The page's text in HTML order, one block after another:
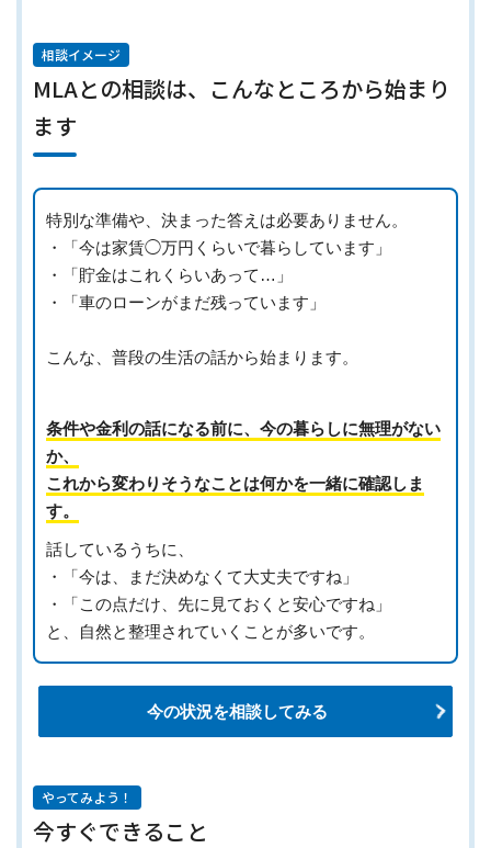
相談イメージ
MLAとの相談は、こんなところから始まり
ます
特別な準備や、決まった答えは必要ありません。
・「今は家賃◯万円くらいで暮らしています」
・「貯金はこれくらいあって…」
・「車のローンがまだ残っています」
こんな、普段の生活の話から始まります。
条件や金利の話になる前に、今の暮らしに無理がない
か、
これから変わりそうなことは何かを一緒に確認しま
す。
話しているうちに、
・「今は、まだ決めなくて大丈夫ですね」
・「この点だけ、先に見ておくと安心ですね」
と、自然と整理されていくことが多いです。
今の状況を相談してみる
やってみよう！
今すぐできること